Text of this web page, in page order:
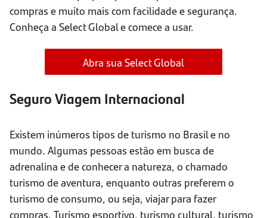
compras e muito mais com facilidade e segurança.
Conheça a Select Global e comece a usar.
Abra sua Select Global
Seguro Viagem Internacional
Existem inúmeros tipos de turismo no Brasil e no
mundo. Algumas pessoas estão em busca de
adrenalina e de conhecer a natureza, o chamado
turismo de aventura, enquanto outras preferem o
turismo de consumo, ou seja, viajar para fazer
compras. Turismo esportivo, turismo cultural, turismo